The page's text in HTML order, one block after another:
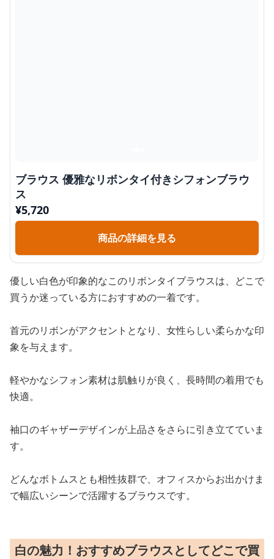
ブラウス 優雅なリボンタイ付きシフォンブラウ
ス
¥5,720
商品の詳細を見る
優しい白色が印象的なこのリボンタイブラウスは、どこで
買うか迷っている方におすすめの一着です。
首元のリボンがアクセントとなり、女性らしい柔らかな印
象を与えます。
軽やかなシフォン素材は肌触りが良く、長時間の着用でも
快適。
袖口のギャザーデザインが上品さをさらに引き立てていま
す。
どんなボトムスとも相性抜群で、オフィスからお出かけま
で幅広いシーンで活躍するブラウスです。
白の魅力！おすすめブラウスとしてどこで買